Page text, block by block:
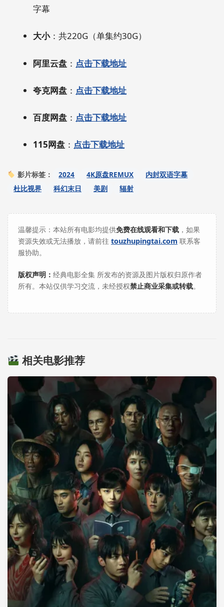
字幕
大小：共220G（单集约30G）
阿里云盘 ： 点击下载地址
夸克网盘 ： 点击下载地址
百度网盘 ： 点击下载地址
115网盘 ： 点击下载地址
影片标签： 2024 4K原盘REMUX
内封双语字幕
杜比视界
科幻末日 美剧 辐射
温馨提示：本站所有电影均提供免费在线观看和下载 ，如果
资源失效或无法播放，请前往 touzhupingtai.com 联系客
服协助。
版权声明： 经典电影全集 所发布的资源及图片版权归原作者
所有。本站仅供学习交流，未经授权禁止商业采集或转载。
相关电影推荐